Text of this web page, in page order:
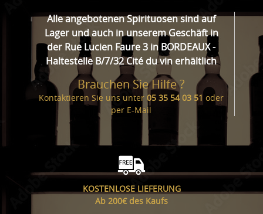
Alle angebotenen Spirituosen sind auf
Lager und auch in unserem Geschäft in
der Rue Lucien Faure 3 in BORDEAUX -
Haltestelle B/7/32 Cité du vin erhältlich
Brauchen Sie Hilfe ?
Kontaktieren Sie uns unter 05 35 54 03 51 oder
per E-Mail
KOSTENLOSE LIEFERUNG
Ab 200€ des Kaufs